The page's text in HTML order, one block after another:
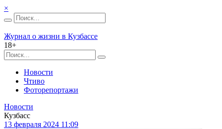
×
Журнал о жизни в Кузбассе
18+
Новости
Чтиво
Фоторепортажи
Новости
Кузбасс
13 февраля 2024 11:09